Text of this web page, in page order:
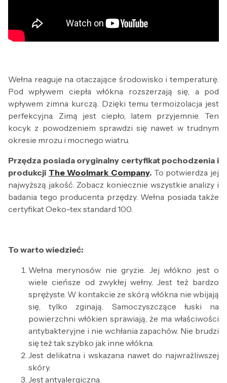
Wełna reaguje na otaczające środowisko i temperaturę.
Pod wpływem ciepła włókna rozszerzają się, a pod
wpływem zimna kurczą. Dzięki temu termoizolacja jest
perfekcyjna. Zimą jest ciepło, latem przyjemnie. Ten
kocyk z powodzeniem sprawdzi się nawet w trudnym
okresie mrozu i mocnego wiatru.
Przędza posiada oryginalny certyfikat pochodzenia i
produkcji The Woolmark Company. To potwierdza jej
najwyższą jakość. Zobacz koniecznie wszystkie analizy i
badania tego producenta przędzy. Wełna posiada także
certyfikat Oeko-tex standard 100.
To warto wiedzieć:
Wełna merynosów nie gryzie. Jej włókno jest o
wiele cieńsze od zwykłej wełny. Jest też bardzo
sprężyste. W kontakcie ze skórą włókna nie wbijają
się, tylko zginają. Samoczyszczące łuski na
powierzchni włókien sprawiają, że ma właściwości
antybakteryjne i nie wchłania zapachów. Nie brudzi
się też tak szybko jak inne włókna.
Jest delikatna i wskazana nawet do najwrażliwszej
skóry.
Jest antyalergiczna.